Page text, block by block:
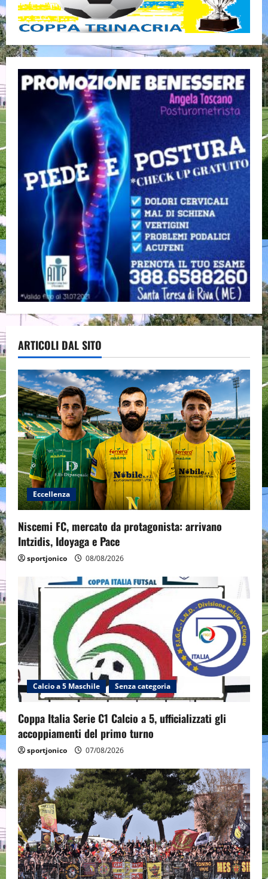
ARTICOLI DAL SITO
Eccellenza
Niscemi FC, mercato da protagonista: arrivano
Intzidis, Idoyaga e Pace
sportjonico 08/08/2026
Calcio a 5 Maschile Senza categoria
Coppa Italia Serie C1 Calcio a 5, ufficializzati gli
accoppiamenti del primo turno
sportjonico 07/08/2026